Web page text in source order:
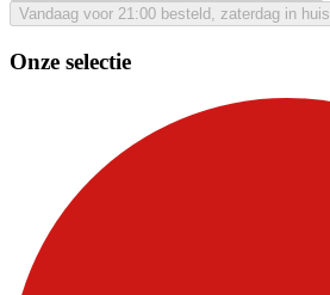
Vandaag voor 21:00 besteld, zaterdag in huis
Onze selectie